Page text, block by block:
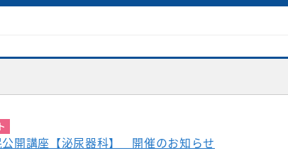
入院費用について
面会・お見舞いについて
医療設備紹介
ー
科
器
産婦人科
科）
薬剤科
化学療法室
医療設備紹介
て（医療関係者向け）
病院見学
開講座【泌尿器科】 開催のお知らせ